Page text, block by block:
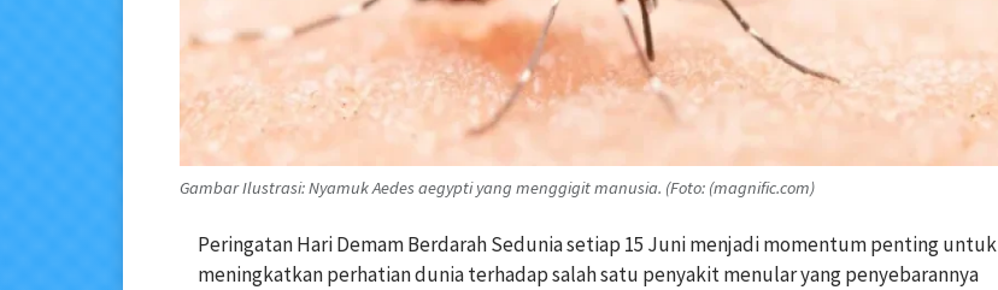
Gambar Ilustrasi: Nyamuk Aedes aegypti yang menggigit manusia. (Foto: (magnific.com)
Peringatan Hari Demam Berdarah Sedunia setiap 15 Juni menjadi momentum penting untuk
meningkatkan perhatian dunia terhadap salah satu penyakit menular yang penyebarannya